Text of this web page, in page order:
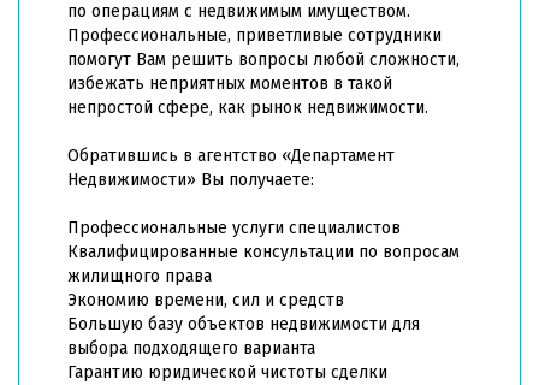
по операциям с недвижимым имуществом.
Профессиональные, приветливые сотрудники
помогут Вам решить вопросы любой сложности,
избежать неприятных моментов в такой
непростой сфере, как рынок недвижимости.
Обратившись в агентство «Департамент
Недвижимости» Вы получаете:
Профессиональные услуги специалистов
Квалифицированные консультации по вопросам
жилищного права
Экономию времени, сил и средств
Большую базу объектов недвижимости для
выбора подходящего варианта
Гарантию юридической чистоты сделки